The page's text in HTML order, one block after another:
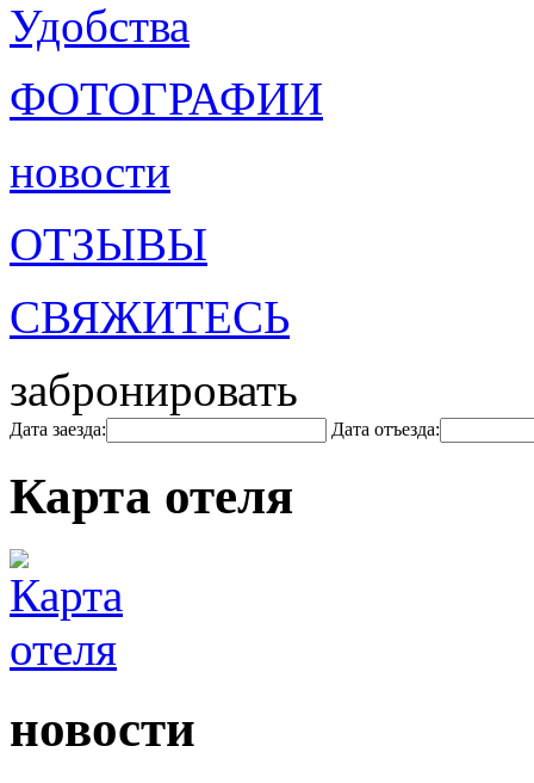
Удобства
ФОТОГРАФИИ
новости
ОТЗЫВЫ
СВЯЖИТЕСЬ
забронировать
Дата заезда: Дата отъезда:
Карта отеля
новости